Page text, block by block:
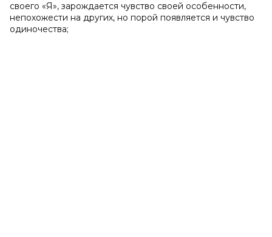
своего «Я», зарождается чувство своей особенности,
непохожести на других, но порой появляется и чувство
одиночества;